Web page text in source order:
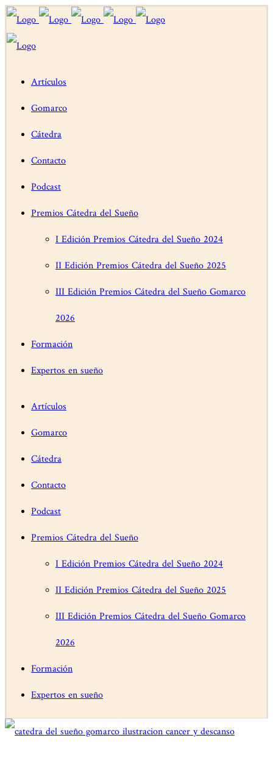
Artículos
Gomarco
Cátedra
Contacto
Podcast
Premios Cátedra del Sueño
I Edición Premios Cátedra del Sueño 2024
II Edición Premios Cátedra del Sueño 2025
III Edición Premios Cátedra del Sueño Gomarco
2026
Formación
Expertos en sueño
Artículos
Gomarco
Cátedra
Contacto
Podcast
Premios Cátedra del Sueño
I Edición Premios Cátedra del Sueño 2024
II Edición Premios Cátedra del Sueño 2025
III Edición Premios Cátedra del Sueño Gomarco
2026
Formación
Expertos en sueño